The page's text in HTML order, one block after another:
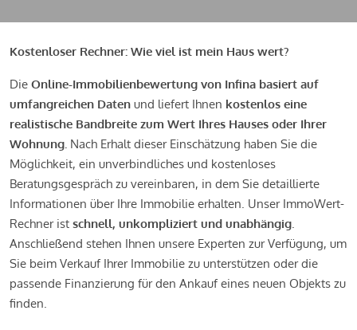
Kostenloser Rechner: Wie viel ist mein Haus wert?
Die Online-Immobilienbewertung von Infina basiert auf
umfangreichen Daten und liefert Ihnen kostenlos eine
realistische Bandbreite zum Wert Ihres Hauses oder Ihrer
Wohnung. Nach Erhalt dieser Einschätzung haben Sie die
Möglichkeit, ein unverbindliches und kostenloses
Beratungsgespräch zu vereinbaren, in dem Sie detaillierte
Informationen über Ihre Immobilie erhalten. Unser ImmoWert-
Rechner ist schnell, unkompliziert und unabhängig.
Anschließend stehen Ihnen unsere Experten zur Verfügung, um
Sie beim Verkauf Ihrer Immobilie zu unterstützen oder die
passende Finanzierung für den Ankauf eines neuen Objekts zu
finden.